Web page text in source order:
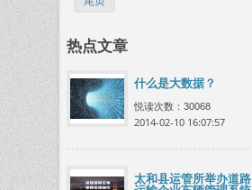
热点文章
什么是大数据？
悦读次数：30068
2014-02-10 16:07:57
太和县运管所举办道路